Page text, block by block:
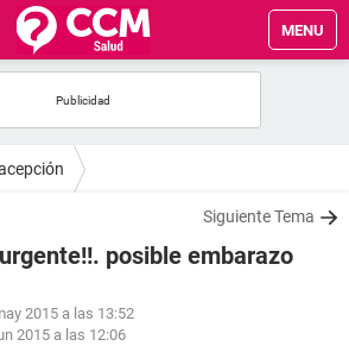
MENU
Siguiente Tema
posible embarazo
2015 a las 13:52
2015 a las 12:06